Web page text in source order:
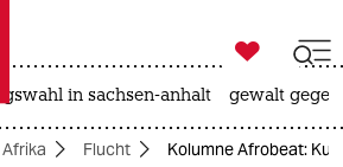
taz zahl ich
taz zahl ich

taz zahl ich
in sachsen-anhalt gewalt
Afrika Flucht Kolumne Afrobeat: